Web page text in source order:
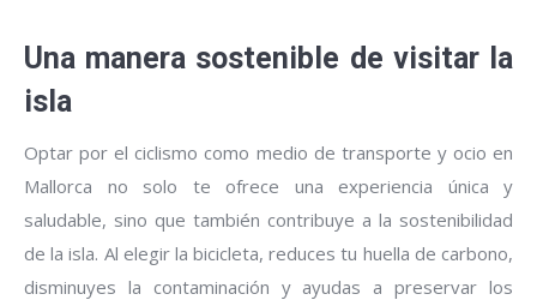
Una manera sostenible de visitar la
isla
Optar por el ciclismo como medio de transporte y ocio en
Mallorca no solo te ofrece una experiencia única y
saludable, sino que también contribuye a la sostenibilidad
de la isla. Al elegir la bicicleta, reduces tu huella de carbono,
disminuyes la contaminación y ayudas a preservar los